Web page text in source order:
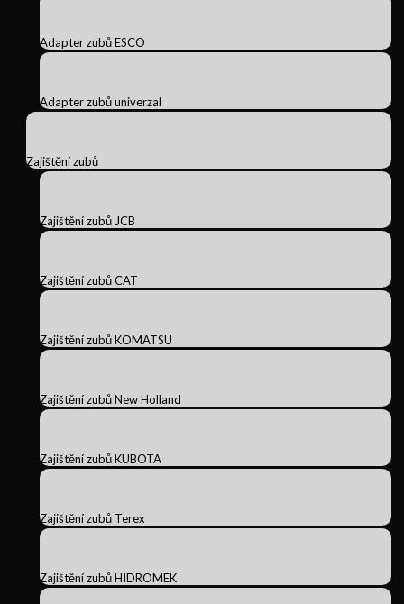
Adapter zubů ESCO
Adapter zubů univerzal
Zajištění zubů
Zajištění zubů JCB
Zajištění zubů CAT
Zajištění zubů KOMATSU
Zajištění zubů New Holland
Zajištění zubů KUBOTA
Zajištění zubů Terex
Zajištění zubů HIDROMEK